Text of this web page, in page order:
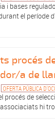
i bases
el període
procés
a de
OFERTA PÚBLICA
procés de
hi